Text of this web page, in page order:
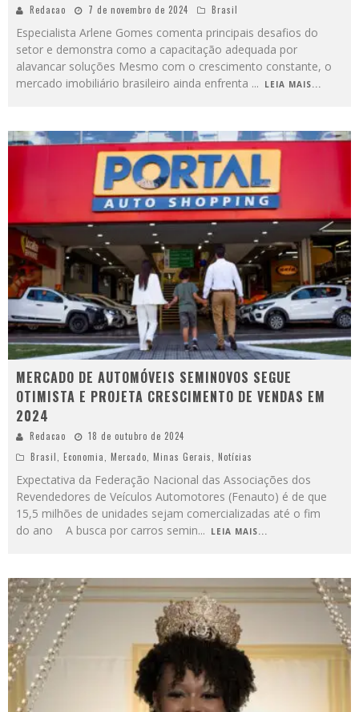
Redacao 7 de novembro de 2024 Brasil
Especialista Arlene Gomes comenta principais desafios do
setor e demonstra como a capacitação adequada por
alavancar soluções Mesmo com o crescimento constante, o
mercado imobiliário brasileiro ainda enfrenta ... LEIA MAIS...
MERCADO DE AUTOMÓVEIS SEMINOVOS SEGUE
OTIMISTA E PROJETA CRESCIMENTO DE VENDAS EM
2024
Redacao
18 de outubro de 2024
Brasil, Economia, Mercado, Minas Gerais, Notícias
Expectativa da Federação Nacional das Associações dos
Revendedores de Veículos Automotores (Fenauto) é de que
15,5 milhões de unidades sejam comercializadas até o fim
do ano A busca por carros semin... LEIA MAIS...